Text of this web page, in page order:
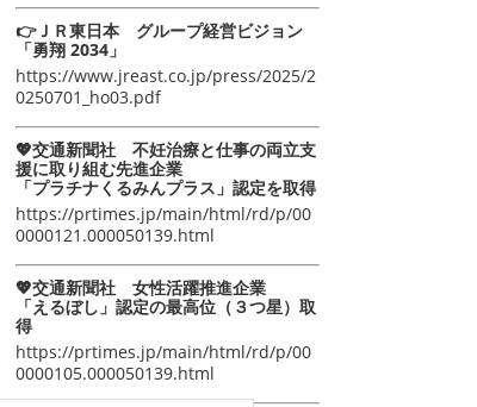
👉ＪＲ東日本 グループ経営ビジョン
「勇翔 2034」
https://www.jreast.co.jp/press/2025/2
0250701_ho03.pdf
💖交通新聞社 不妊治療と仕事の両立支
援に取り組む先進企業
「プラチナくるみんプラス」認定を取得
https://prtimes.jp/main/html/rd/p/00
0000121.000050139.html
💖交通新聞社 女性活躍推進企業
「えるぼし」認定の最高位（３つ星）取
得
https://prtimes.jp/main/html/rd/p/00
0000105.000050139.html